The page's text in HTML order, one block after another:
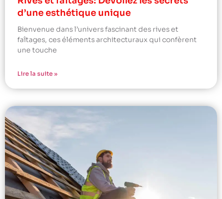
d’une esthétique unique
Bienvenue dans l’univers fascinant des rives et
faîtages, ces éléments architecturaux qui confèrent
une touche
Lire la suite »